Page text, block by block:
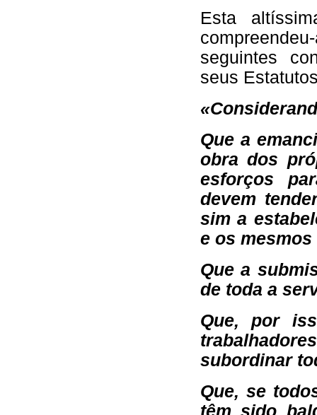
Esta
seguintes
seus
Que a
obra dos
esforços
devem
sim a
e os
Que a
de toda a
Que, por
subordinar
Que, se
têm sido